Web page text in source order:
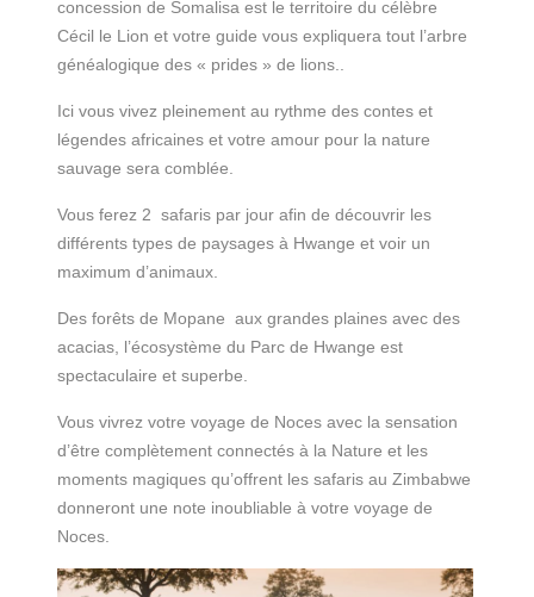
concession de Somalisa est le territoire du célèbre
Cécil le Lion et votre guide vous expliquera tout l’arbre
généalogique des « prides » de lions..
Ici vous vivez pleinement au rythme des contes et
légendes africaines et votre amour pour la nature
sauvage sera comblée.
Vous ferez 2 safaris par jour afin de découvrir les
différents types de paysages à Hwange et voir un
maximum d’animaux.
Des forêts de Mopane aux grandes plaines avec des
acacias, l’écosystème du Parc de Hwange est
spectaculaire et superbe.
Vous vivrez votre voyage de Noces avec la sensation
d’être complètement connectés à la Nature et les
moments magiques qu’offrent les safaris au Zimbabwe
donneront une note inoubliable à votre voyage de
Noces.